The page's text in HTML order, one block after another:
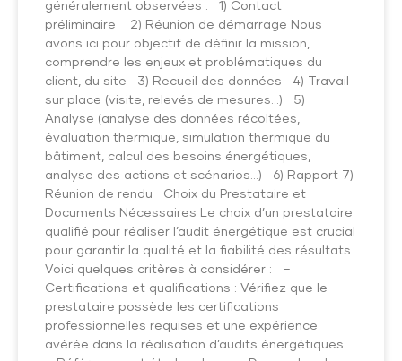
généralement observées : 1) Contact
préliminaire 2) Réunion de démarrage Nous
avons ici pour objectif de définir la mission,
comprendre les enjeux et problématiques du
client, du site 3) Recueil des données 4) Travail
sur place (visite, relevés de mesures…) 5)
Analyse (analyse des données récoltées,
évaluation thermique, simulation thermique du
bâtiment, calcul des besoins énergétiques,
analyse des actions et scénarios…) 6) Rapport 7)
Réunion de rendu Choix du Prestataire et
Documents Nécessaires Le choix d’un prestataire
qualifié pour réaliser l’audit énergétique est crucial
pour garantir la qualité et la fiabilité des résultats.
Voici quelques critères à considérer : –
Certifications et qualifications : Vérifiez que le
prestataire possède les certifications
professionnelles requises et une expérience
avérée dans la réalisation d’audits énergétiques.